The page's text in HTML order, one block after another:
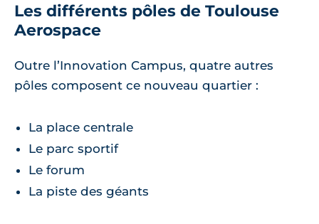
Les différents pôles de Toulouse
Aerospace
Outre l’Innovation Campus, quatre autres
pôles composent ce nouveau quartier :
La place centrale
Le parc sportif
Le forum
La piste des géants